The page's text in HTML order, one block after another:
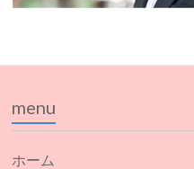
menu
ホーム